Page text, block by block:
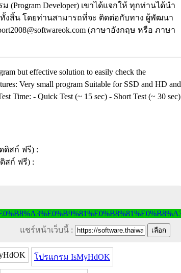
Developer) เขาได้แจกให้ ทุกท่านได้นำ
ทั้งสิ้น โดยท่านสามารถที่จะ ติดต่อกับทาง ผู้พัฒนา
(ภาษาอังกฤษ หรือ ภาษา
but effective solution to easily check the
Very small program Suitable for SSD and HD and
Time: - Quick Test (~ 15 sec) - Short Test (~ 30 sec)
แชร์หน้าเว็บนี้ :
โปรแกรม IsMyHdOK